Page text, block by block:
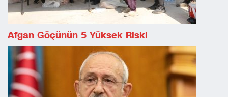
Afgan Göçünün 5 Yüksek Riski